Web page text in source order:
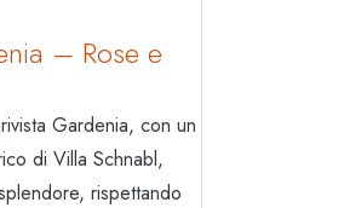
– Rose e
Gardenia, con un
di Villa Schnabl,
rispettando